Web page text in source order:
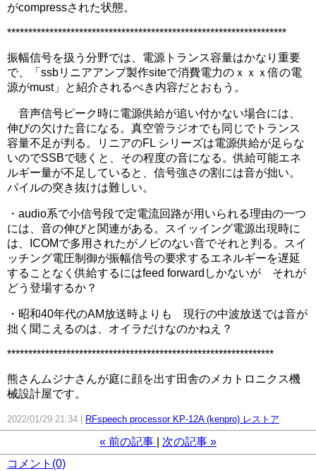
がcompressされた状態。
******************************************************************
振幅信号を扱う分野では、電源トランス容量はかなり重要
で、「ssbリニアアンプ製作siteで消費電力のｘｘｘ倍の電
源がmust」と紹介されるべき内容だとおもう。
音声信号ピーク時に電源供給が追い付かない場合には、
伸びの欠けた音になる。真空管ラジオでも同じでトランス
容量不足が判る。リニアのFL シリーズは電源供給が足らな
いのでSSBで聴くと、その程度の音になる。供給可能エネ
ルギー量が不足していると、信号強さの割には音が拙い。
パイルの突き抜けは難しい。
・audio系で小信号段で定電流回路が用いられる理由の一つ
には、音の伸びと関連がある。スイッイング電源出現時に
は、ICOMで多用されたがノビのない音でそれと判る。スイ
ッチング電圧制御が振幅信号の要求するエネルギーを遅延
することなく供給するにはfeed forwardしかないが それが
どう登場するか？
・昭和40年代のAM放送時よりも 現行の中波放送では音が
拙く聞こえるのは、オイラだけなのかねえ？
***************************************************************
熊さんムジナさんが庭に顔を出す田舎のメカトロニクス機
械設計屋です。
2022/01/29 21:34 RFspeech processor KP-12A (kenpro) レストア
« 前の記事 次の記事 »
コメント(0)